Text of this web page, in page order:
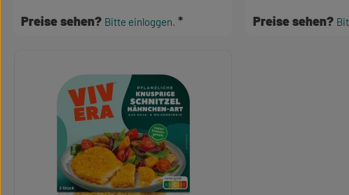
Preise sehen? Bitte einloggen. Preise sehen?